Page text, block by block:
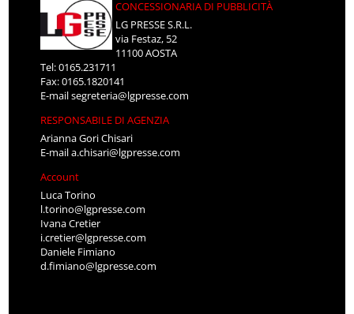
CONCESSIONARIA DI PUBBLICITÀ
LG PRESSE S.R.L.
via Festaz, 52
11100 AOSTA
Tel: 0165.231711
Fax: 0165.1820141
E-mailsegreteria@lgpresse.com
RESPONSABILE DI AGENZIA
Arianna Gori Chisari
E-maila.chisari@lgpresse.com
Account
Luca Torino
l.torino@lgpresse.com
Ivana Cretier
i.cretier@lgpresse.com
Daniele Fimiano
d.fimiano@lgpresse.com